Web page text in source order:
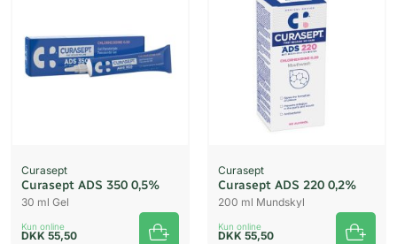
Curasept
Curasept ADS 350 0,5%
30 ml Gel
Kun online
DKK 55,50
Curasept
Curasept ADS 220 0,2%
200 ml Mundskyl
Kun online
DKK 55,50